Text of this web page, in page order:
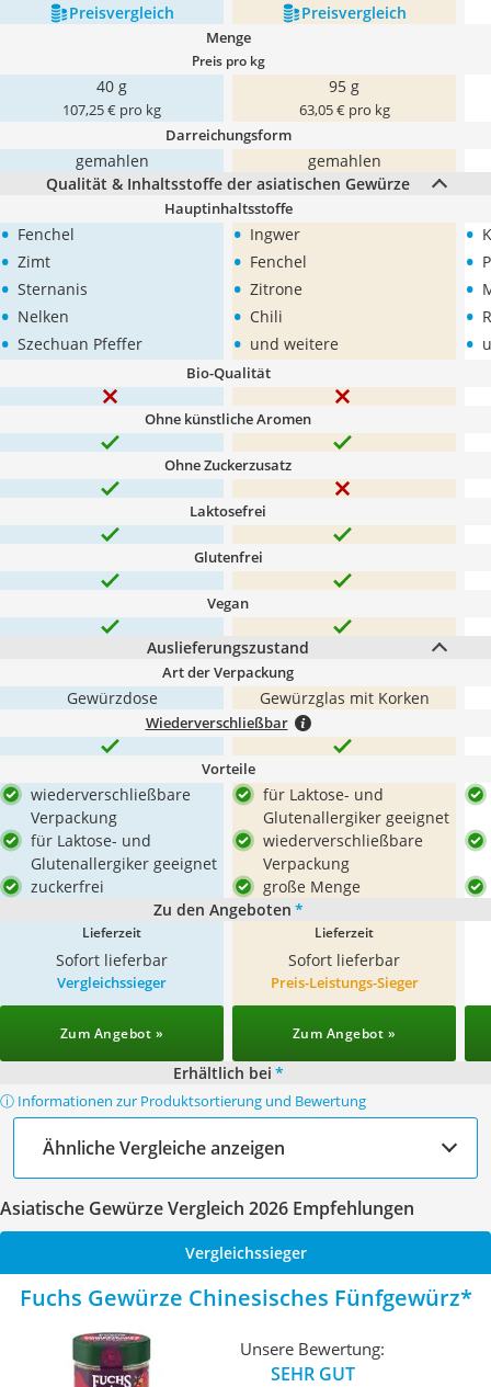
Preis­vergleich Preis­vergleich
Menge
Preis pro kg
40 g
107,25 € pro kg
95 g
63,05 € pro kg
Darreichungsform
gemahlen
gemahlen
Qualität & Inhaltsstoffe der asiatischen Gewürze
Hauptinhaltsstoffe
• Fenchel
• Zimt
• Sternanis
• Nelken
• Szechuan Pfeffer
• Ingwer
• Fenchel
• Zitrone
• Chili
• und weitere
•
•
•
•
•
Bio-Qualität
Ohne künstliche Aromen
Ohne Zuckerzusatz
Laktosefrei
Glutenfrei
Vegan
Auslieferungszustand
Art der Verpackung
Gewürzdose Gewürzglas mit Korken
Wiederverschließbar
Vorteile
wiederverschließbare
Verpackung
für Laktose- und
Glutenallergiker geeignet
zuckerfrei
für Laktose- und
Glutenallergiker geeignet
wiederverschließbare
Verpackung
große Menge
Zu den Angeboten *
Lieferzeit
Sofort lieferbar
Lieferzeit
Sofort lieferbar
Vergleichssieger
Zum Angebot »
Preis-Leistungs-Sieger
Zum Angebot »
Erhältlich bei *
ⓘ Informationen zur Produktsortierung und Bewertung
Ähnliche Vergleiche anzeigen
Asiatische Gewürze Vergleich 2026 Empfehlungen
Vergleichssieger
Fuchs Gewürze Chinesisches Fünfgewürz
Unsere Bewertung:
SEHR GUT